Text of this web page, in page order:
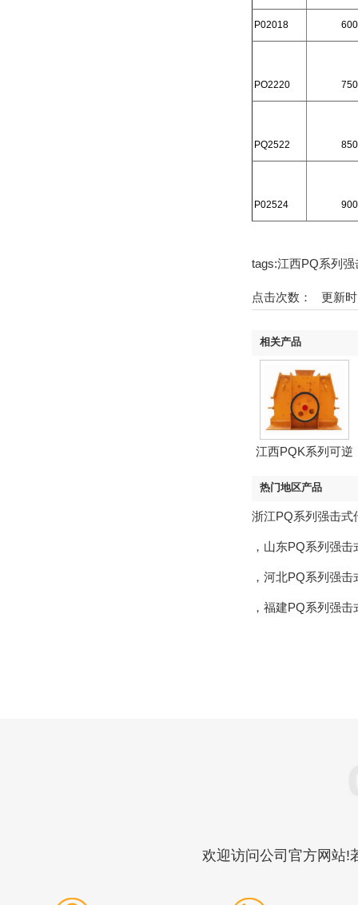
P02018 600
PO2220 750
PQ2522 850
P02524 900
tags:江西PQ系列强
点击次数： 更新时
相关产品
江西PQK系列可逆
热门地区产品
浙江PQ系列强击式
， 山东PQ系列强击
， 河北PQ系列强击
， 福建PQ系列强击
欢迎访问公司官方网站!